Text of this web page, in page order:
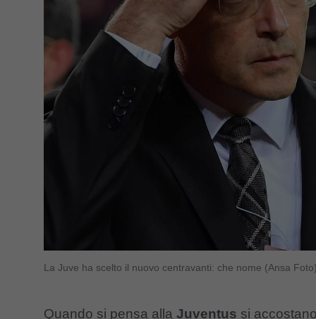
La Juve ha scelto il nuovo centravanti: che nome (Ansa
Quando si pensa alla Juventus si